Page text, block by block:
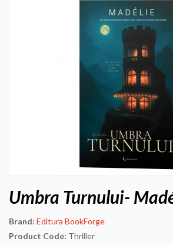
Umbra Turnului-
Brand: Editura BookForge
Product Code: Thriller